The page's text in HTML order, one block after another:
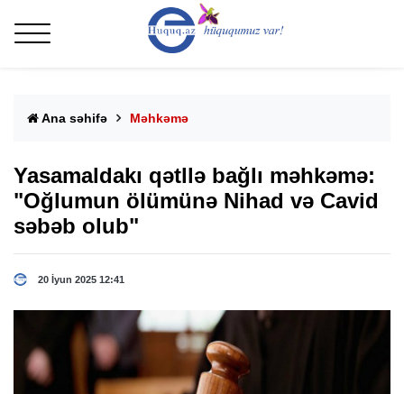
Ana səhifə Məhkəmə
Yasamaldakı qətllə bağlı məhkəmə:
"Oğlumun ölümünə Nihad və Cavid
səbəb olub"
20 İyun 2025 12:41